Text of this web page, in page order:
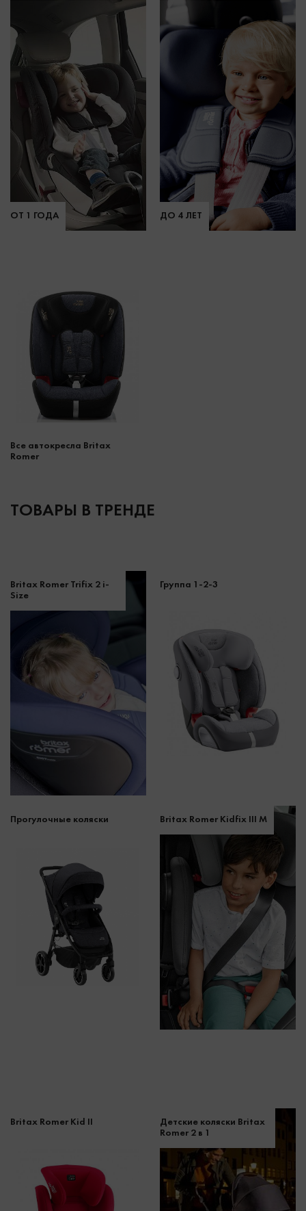
ОТ 1 ГОДА ДО 4 ЛЕТ
Все автокресла Britax
Romer
ТОВАРЫ В ТРЕНДЕ
Britax Romer Trifix 2 i-
Size
Группа 1-2-3
Прогулочные коляски Britax Romer Kidfix III M
Britax Romer Kid II
Детские коляски Britax
Romer 2 в 1